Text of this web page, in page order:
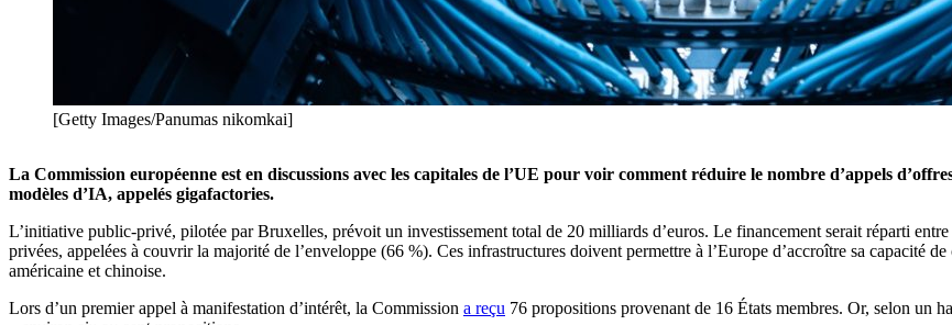
[Getty Images/Panumas nikomkai]
La Commission européenne est en discussions avec les capitales de l’UE pour voir comment réduire le nombre d’appels
modèles d’IA, appelés gigafactories.
L’initiative public-privé, pilotée par Bruxelles, prévoit un investissement total de 20 milliards d’euros. Le financement serait réparti
privées, appelées à couvrir la majorité de l’enveloppe (66 %). Ces infrastructures doivent permettre à l’Europe d’accroître sa capacité
américaine et chinoise.
Lors d’un premier appel à manifestation d’intérêt, la Commission a reçu 76 propositions provenant de 16 États membres. Or, selon un